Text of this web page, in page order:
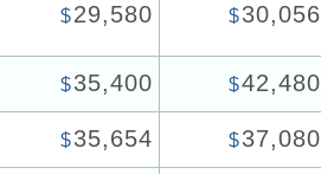
$29,580 $30,056
$35,400 $42,480
$35,654 $37,080